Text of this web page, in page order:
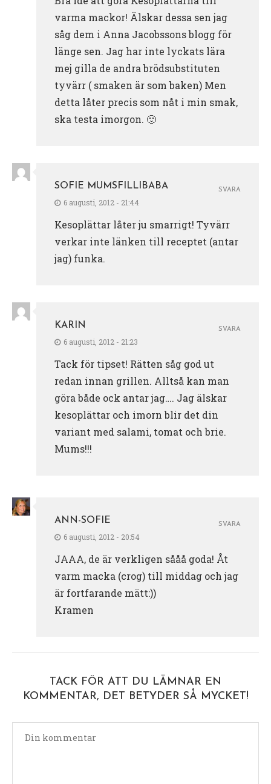
varma mackor! Älskar dessa sen jag
såg dem i Anna Jacobssons blogg för
länge sen. Jag har inte lyckats lära
mej gilla de andra brödsubstituten
tyvärr ( smaken är som baken) Men
detta låter precis som nåt i min smak,
ska testa imorgon. 🙂
SOFIE MUMSFILLIBABA
6 augusti, 2012 - 21:44
Kesoplättar låter ju smarrigt! Tyvärr
verkar inte länken till receptet (antar
jag) funka.
SVARA
KARIN
6 augusti, 2012 - 21:23
Tack för tipset! Rätten såg god ut
redan innan grillen. Alltså kan man
göra både ock antar jag…. Jag älskar
kesoplättar och imorn blir det din
variant med salami, tomat och brie.
Mums!!!
SVARA
ANN-SOFIE
6 augusti, 2012 - 20:54
JAAA, de är verkligen sååå goda! Åt
varm macka (crog) till middag och jag
är fortfarande mätt:))
Kramen
SVARA
TACK FÖR ATT DU LÄMNAR EN
KOMMENTAR, DET BETYDER SÅ MYCKET!